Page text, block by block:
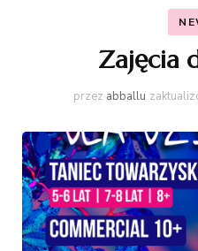
Zajęcia
przez abballu